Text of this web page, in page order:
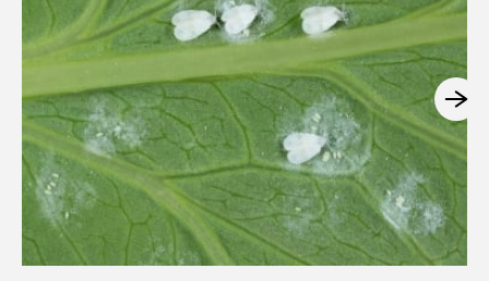
Service
Qui sommes-nous?
FR NL